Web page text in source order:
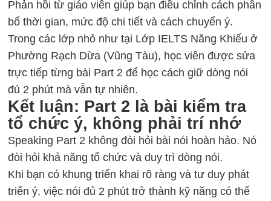
Phản hồi từ giáo viên giúp bạn điều chỉnh cách phân
bổ thời gian, mức độ chi tiết và cách chuyển ý.
Trong các lớp nhỏ như tại Lớp IELTS Năng Khiếu ở
Phường Rạch Dừa (Vũng Tàu), học viên được sửa
trực tiếp từng bài Part 2 để học cách giữ dòng nói
đủ 2 phút mà vẫn tự nhiên.
Kết luận: Part 2 là bài kiểm tra
tổ chức ý, không phải trí nhớ
Speaking Part 2 không đòi hỏi bài nói hoàn hảo. Nó
đòi hỏi khả năng tổ chức và duy trì dòng nói.
Khi bạn có khung triển khai rõ ràng và tư duy phát
triển ý, việc nói đủ 2 phút trở thành kỹ năng có thể